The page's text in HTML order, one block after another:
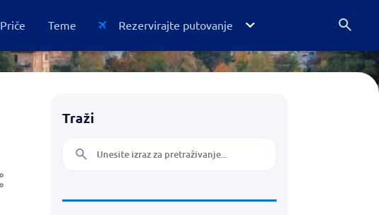
Priče Teme Rezervirajte putovanje
Prilike
Smještaj
Traži